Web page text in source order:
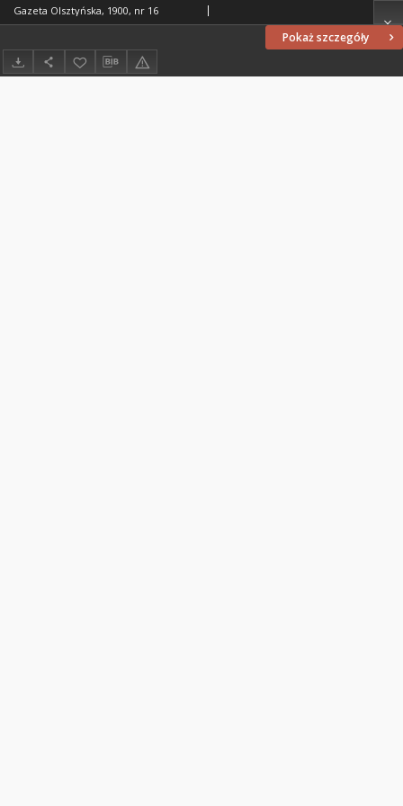
Pokaż szczegóły
Gazeta Olsztyńska, 1900, nr 16